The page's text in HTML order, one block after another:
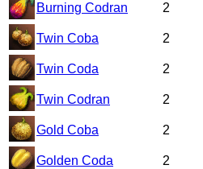
Burning Codran 2
Twin Coba 2
Twin Coda 2
Twin Codran 2
Gold Coba 2
Golden Coda 2